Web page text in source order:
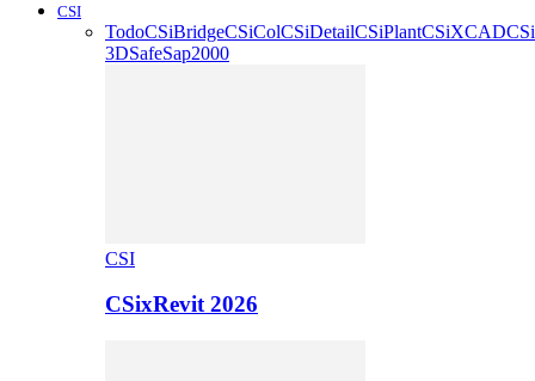
CSI
TodoCSiBridgeCSiColCSiDetailCSiPlantCSiXCAD
3DSafeSap2000
CSI
CSixRevit 2026